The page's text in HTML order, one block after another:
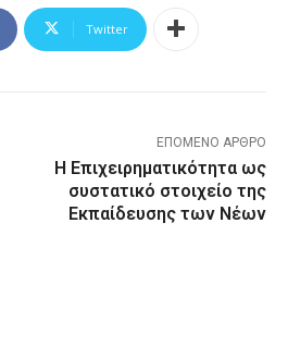
Twitter
ΕΠΌΜΕΝΟ ΆΡΘΡΟ
Η Επιχειρηματικότητα ως
συστατικό στοιχείο της
Εκπαίδευσης των Νέων